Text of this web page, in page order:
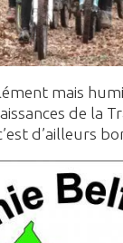
mais
de la
d’ailleurs